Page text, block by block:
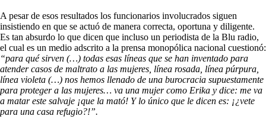
A pesar de esos resultados los funcionarios involucrados siguen
insistiendo en que se actuó de manera correcta, oportuna y diligente.
Es tan absurdo lo que dicen que incluso un periodista de la Blu radio,
el cual es un medio adscrito a la prensa monopólica nacional cuestionó:
“para qué sirven (…) todas esas líneas que se han inventado para
atender casos de maltrato a las mujeres, línea rosada, línea púrpura,
línea violeta (…) nos hemos llenado de una burocracia supuestamente
para proteger a las mujeres… va una mujer como Erika y dice: me va
a matar este salvaje ¡que la mató! Y lo único que le dicen es: ¡¿vete
para una casa refugio?!”.